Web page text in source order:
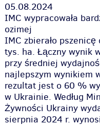
05.08.2024
IMC wypracowała
ozimej
IMC zbierało
tys. ha. Łączny wynik
przy średniej
najlepszym wynikiem
rezultat jest o 60 %
w Ukrainie. Według
Żywności Ukrainy
sierpnia 2024 r.